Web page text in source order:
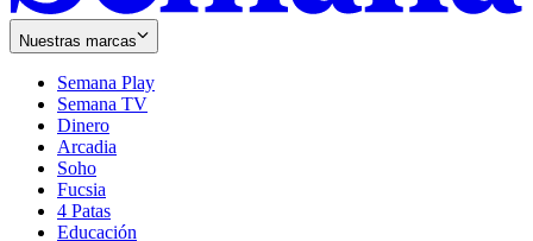
Nuestras marcas
Semana Play
Semana TV
Dinero
Arcadia
Soho
in
new
window
Fucsia
in
new
4 Patas
Educación